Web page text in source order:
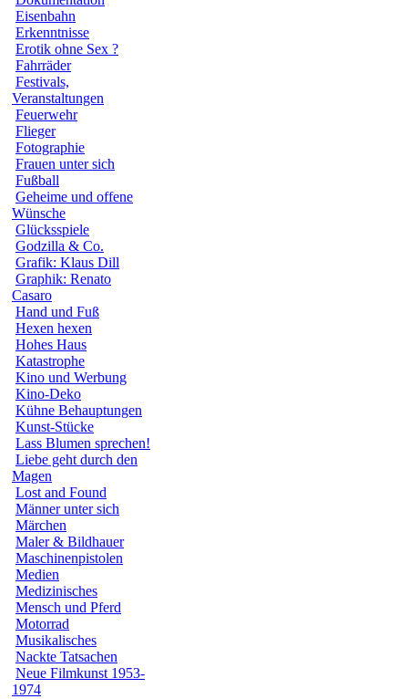
Eisenbahn
Erkenntnisse
Erotik ohne Sex ?
Fahrräder
Festivals,
Veranstaltungen
Feuerwehr
Flieger
Fotographie
Frauen unter sich
Fußball
Geheime und offene
Wünsche
Glücksspiele
Godzilla & Co.
Grafik: Klaus Dill
Graphik: Renato
Casaro
Hand und Fuß
Hexen hexen
Hohes Haus
Katastrophe
Kino und Werbung
Kino-Deko
Kühne Behauptungen
Kunst-Stücke
Lass Blumen sprechen!
Liebe geht durch den
Magen
Lost and Found
Männer unter sich
Märchen
Maler & Bildhauer
Maschinenpistolen
Medien
Medizinisches
Mensch und Pferd
Motorrad
Musikalisches
Nackte Tatsachen
Neue Filmkunst 1953-
1974